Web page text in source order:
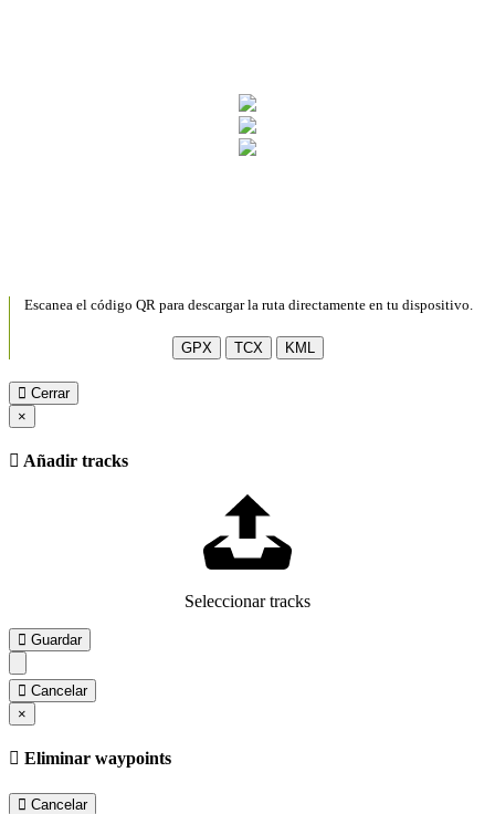
Escanea el código QR para descargar la ruta directamente en tu dispositivo.
GPX TCX KML
Cerrar
×
Añadir tracks
Seleccionar tracks
Guardar
Cancelar
×
Eliminar waypoints
Cancelar